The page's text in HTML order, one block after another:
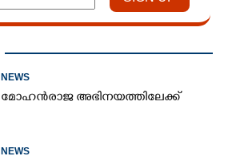
NEWS
മോഹൻരാജ അഭിനയത്തിലേക്ക്
NEWS